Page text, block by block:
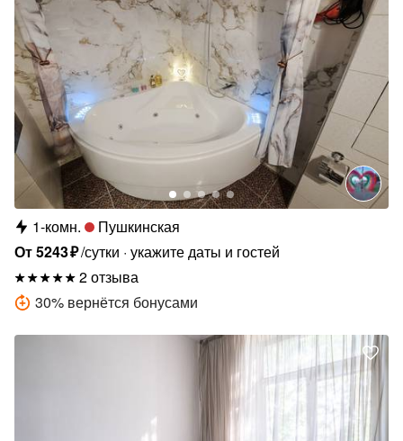
1-комн.
Пушкинская
От5243₽/сутки укажите даты и гостей
2 отзыва
30% вернётся бонусами